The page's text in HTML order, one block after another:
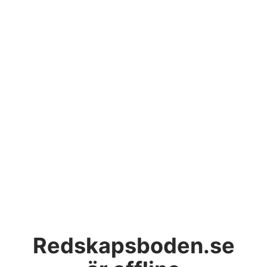
Redskapsboden.se